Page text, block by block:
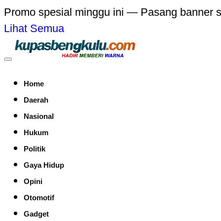
Promo spesial minggu ini — Pasang banner
Lihat Semua
Home
Daerah
Nasional
Hukum
Politik
Gaya Hidup
Opini
Otomotif
Gadget